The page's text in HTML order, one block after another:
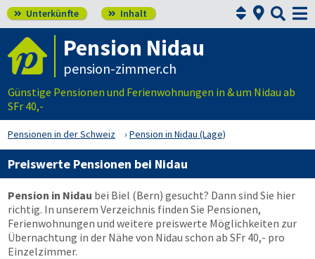
 Unterkünfte  Inhalt  

Pension Nidau
pension-zimmer.ch
Günstige Pensionen und Ferienwohnungen in & um Nidau ab
SFr 40,-
Pensionen in der Schweiz Pension in Nidau (Lage)
Preiswerte Pensionen bei Nidau
Pension in Nidau bei Biel (Bern) gesucht? Dann sind Sie hier
richtig. In unserem Verzeichnis finden Sie Pensionen,
Ferienwohnungen und weitere preiswerte Möglichkeiten zur
Übernachtung in der Nähe von Nidau schon ab SFr 40,- pro
Einzelzimmer.